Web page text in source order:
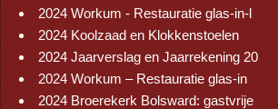
2024 Workum - Restauratie glas-in-l
2024 Koolzaad en Klokkenstoelen
2024 Jaarverslag en Jaarrekening 20
2024 Workum – Restauratie glas-in
2024 Broerekerk Bolsward: gastvrije